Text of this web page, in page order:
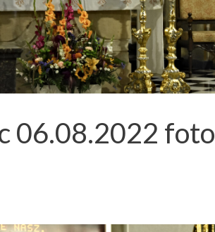
06.08.2022 foto